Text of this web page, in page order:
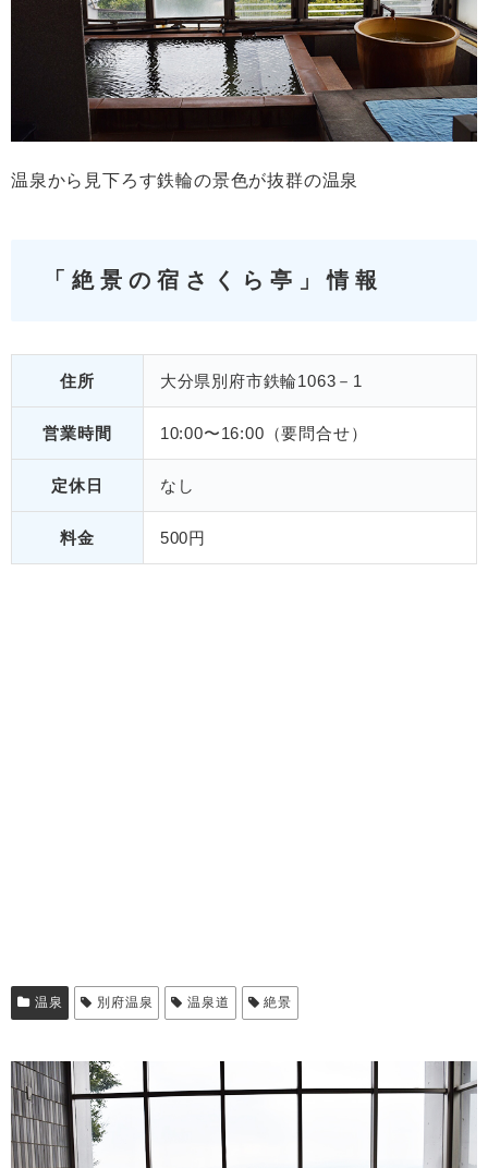
温泉から見下ろす鉄輪の景色が抜群の温泉
「絶景の宿さくら亭」情報
住所 大分県別府市鉄輪1063－1
営業時間 10:00〜16:00（要問合せ）
定休日 なし
料金 500円
温泉 別府温泉 温泉道 絶景